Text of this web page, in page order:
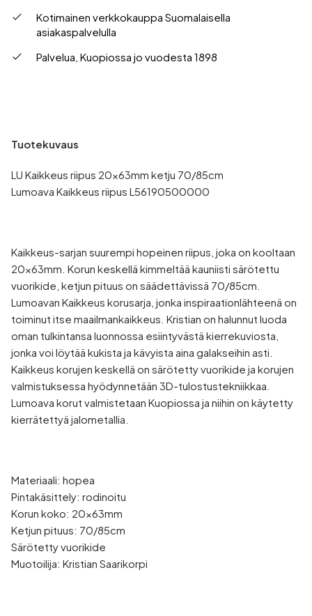
Kotimainen verkkokauppa Suomalaisella
asiakaspalvelulla
Palvelua, Kuopiossa jo vuodesta 1898
LU Kaikkeus riipus 20x63mm ketju 70/85cm
Lumoava Kaikkeus riipus L56190500000
Kaikkeus-sarjan suurempi hopeinen riipus, joka on kooltaan
20x63mm. Korun keskellä kimmeltää kauniisti särötettu
vuorikide, ketjun pituus on säädettävissä 70/85cm.
Lumoavan Kaikkeus korusarja, jonka inspiraationlähteenä on
toiminut itse maailmankaikkeus. Kristian on halunnut luoda
oman tulkintansa luonnossa esiintyvästä kierrekuviosta,
jonka voi löytää kukista ja kävyista aina galakseihin asti.
Kaikkeus korujen keskellä on särötetty vuorikide ja korujen
valmistuksessa hyödynnetään 3D-tulostustekniikkaa.
Lumoava korut valmistetaan Kuopiossa ja niihin on käytetty
kierrätettyä jalometallia.
Materiaali: hopea
Pintakäsittely: rodinoitu
Korun koko: 20x63mm
Ketjun pituus: 70/85cm
Särötetty vuorikide
Muotoilija: Kristian Saarikorpi